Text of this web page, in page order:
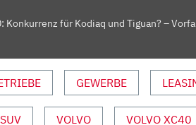
Konkurrenz für Kodiaq und Tiguan? –
GEWERBE
SUV VOLVO VOLVO XC40